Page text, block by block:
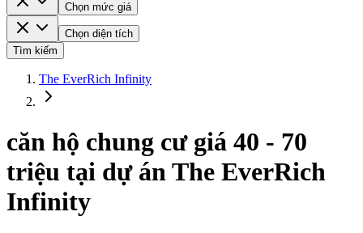
Chọn mức giá
Chọn diện tích
Tìm kiếm
The EverRich Infinity
căn hộ chung cư giá 40 - 70
triệu tại dự án The EverRich
Infinity